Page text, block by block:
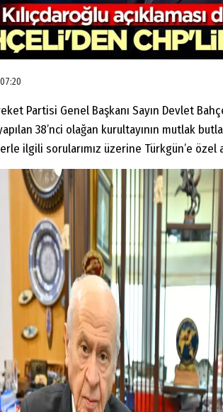
Partisi Genel Başkanı Sayın Devlet
38’nci olağan kurultayının mutlak
ilgili sorularımız üzerine Türkgün’e özel